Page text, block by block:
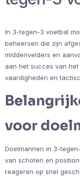
In 3-tegen-3 voetbal
beheersen die zijn
middenvelders en
aan het succes van
vaardigheden en
voor
Doelmannen in 3-
van schoten en
reageren op snel